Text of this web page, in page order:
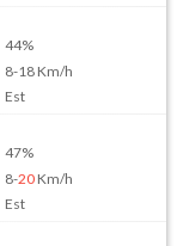
44%
8-18Km/h
Est
47%
8-20Km/h
Est